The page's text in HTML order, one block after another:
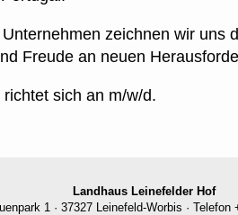
zeichnen wir uns
Freude an neuen
sich an m/w/d.
Landhaus Leinefelder Hof
1 · 37327 Leinefeld-Worbis · Telefon